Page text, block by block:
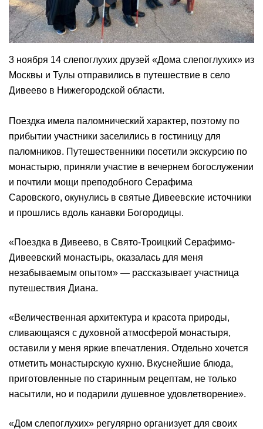
3 ноября 14 слепоглухих друзей «Дома слепоглухих» из
Москвы и Тулы отправились в путешествие в село
Дивеево в Нижегородской области.
Поездка имела паломнический характер, поэтому по
прибытии участники заселились в гостиницу для
паломников. Путешественники посетили экскурсию по
монастырю, приняли участие в вечернем богослужении
и почтили мощи преподобного Серафима
Саровского, окунулись в святые Дивеевские источники
и прошлись вдоль канавки Богородицы.
«Поездка в Дивеево, в Свято-Троицкий Серафимо-
Дивеевский монастырь, оказалась для меня
незабываемым опытом» — рассказывает участница
путешествия Диана.
«Величественная архитектура и красота природы,
сливающаяся с духовной атмосферой монастыря,
оставили у меня яркие впечатления. Отдельно хочется
отметить монастырскую кухню. Вкуснейшие блюда,
приготовленные по старинным рецептам, не только
насытили, но и подарили душевное удовлетворение».
«Дом слепоглухих» регулярно организует для своих